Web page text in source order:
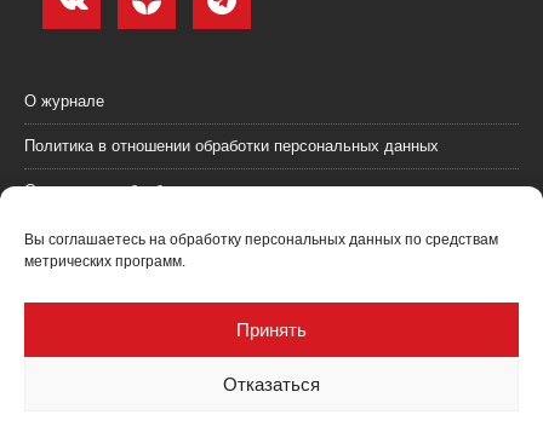
Вы соглашаетесь на обработку персональных данных по средствам
метрических программ.
Принять
Отказаться
О журнале
Политика в отношении обработки персональных данных
Согласие на обработку персональных данных
Пользовательское соглашение (оферта)